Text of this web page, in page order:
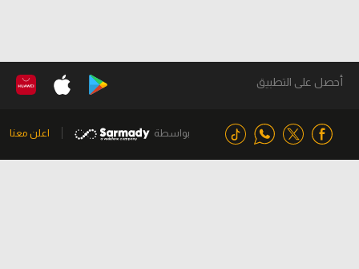
أحصل على التطبيق
بواسطة اعلن معنا